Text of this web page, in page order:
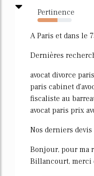
Pertinence
58%
A Paris et dans le
Dernières
avocat divorce
paris cabinet
fiscaliste au
avocat paris prix
Nos derniers
Bonjour, pour ma
Billancourt, merci